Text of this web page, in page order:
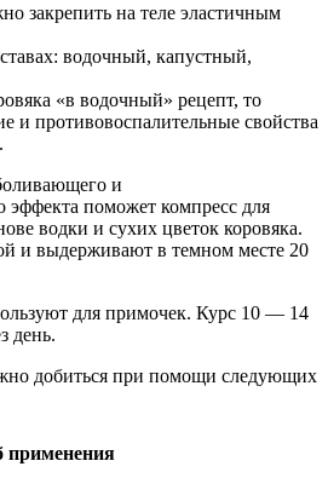
закрепить на теле эластичным
«в водочный» рецепт, то
и противовоспалительные свойства
и
эффекта поможет компресс для
водки и сухих цветок коровяка.
и выдерживают в темном месте 20
для примочек. Курс 10 — 14
день.
добиться при помощи следующих
применения